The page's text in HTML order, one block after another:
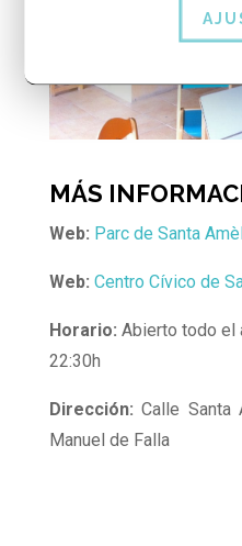
MÁS
Web: Parc de Santa
Web: Centro Cívico de
Horario: Abierto todo el
22:30h
Dirección: Calle Santa
Manuel de Falla